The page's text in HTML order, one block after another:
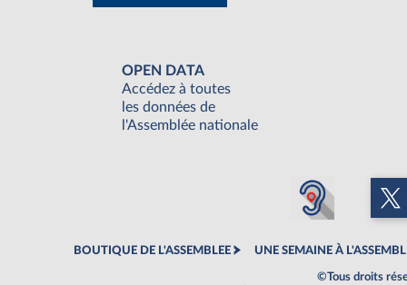
OPEN DATA
Accédez à toutes
les données de
l'Assemblée nationale
BOUTIQUE DE L'ASSEMBLEE UNE SEMAINE À
©Tous droits